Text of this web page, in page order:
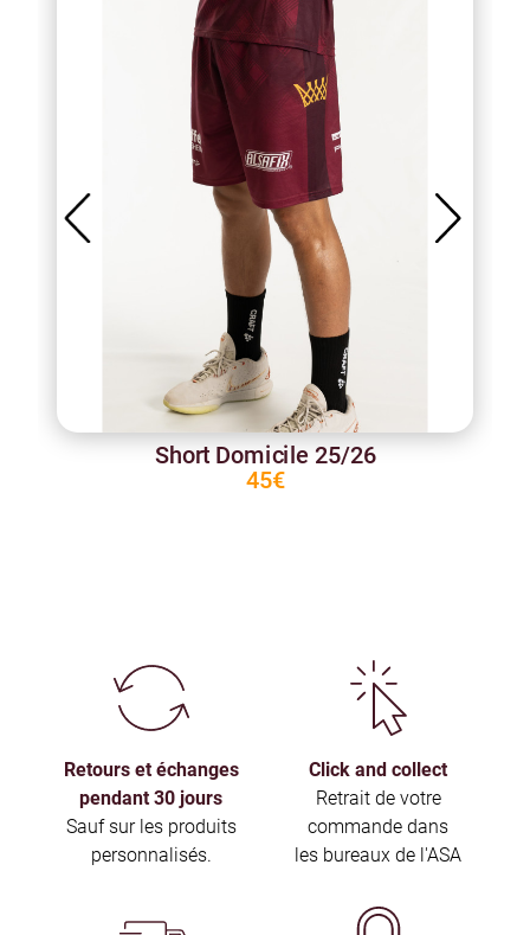
Short Domicile 25/26
45€
Retours et échanges
pendant 30 jours
Sauf sur les produits
personnalisés.
Click and collect
Retrait de votre
commande dans
les bureaux de l'ASA